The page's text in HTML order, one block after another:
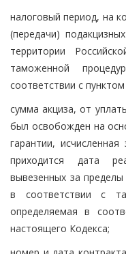
налоговый период, на
(передачи)
территории
таможенной
соответствии с
сумма акциза, от
был освобожден на
гарантии,
приходится дата
вывезенных за
в соответствии с
определяемая в
настоящего Кодекса;